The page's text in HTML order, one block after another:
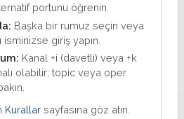
portunu öğrenin.
Başka bir rumuz seçin veya
isminizse giriş yapın.
Kanal +i (davetli) veya +k
olabilir; topic veya oper
Kurallarsayfasına göz atın.